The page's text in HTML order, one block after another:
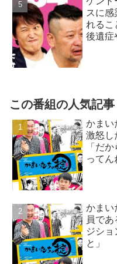
スに感
れるこ
後遺症
この番組の人気記事
かまい
激怒し
「だ
ってん
かまい
員で
ジショ
と」